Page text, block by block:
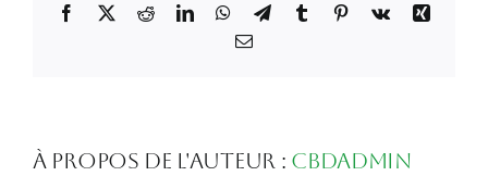
Facebook
X RedditLinkedInWhatsApp
TelegramTumblr Pinterest
Vk
Xing
Email
À propos de l'auteur : Cbdadmin